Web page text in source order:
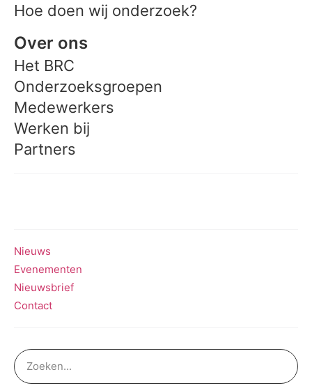
Hoe doen wij onderzoek?
Over ons
Het BRC
Onderzoeksgroepen
Medewerkers
Werken bij
Partners
Nieuws
Evenementen
Nieuwsbrief
Contact